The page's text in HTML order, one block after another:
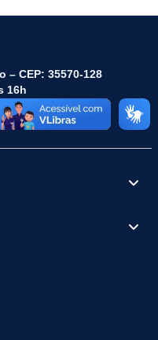
– CEP: 35570-128
16h